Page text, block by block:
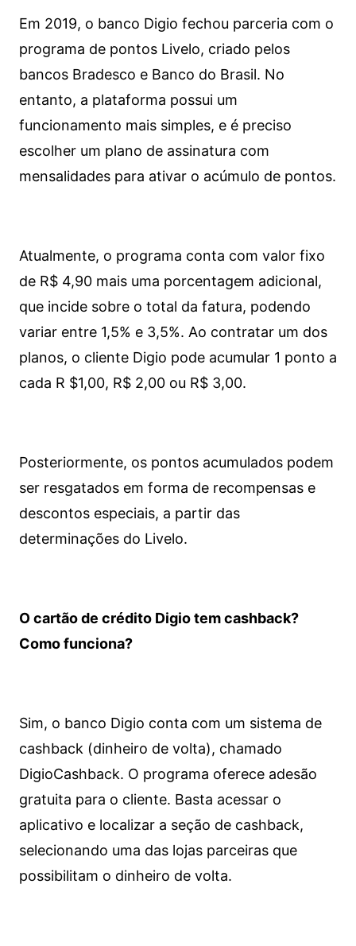
Em 2019, o banco Digio fechou parceria com o
programa de pontos Livelo, criado pelos
bancos Bradesco e Banco do Brasil. No
entanto, a plataforma possui um
funcionamento mais simples, e é preciso
escolher um plano de assinatura com
mensalidades para ativar o acúmulo de pontos.
Atualmente, o programa conta com valor fixo
de R$ 4,90 mais uma porcentagem adicional,
que incide sobre o total da fatura, podendo
variar entre 1,5% e 3,5%. Ao contratar um dos
planos, o cliente Digio pode acumular 1 ponto a
cada R $1,00, R$ 2,00 ou R$ 3,00.
Posteriormente, os pontos acumulados podem
ser resgatados em forma de recompensas e
descontos especiais, a partir das
determinações do Livelo.
O cartão de crédito Digio tem cashback?
Como funciona?
Sim, o banco Digio conta com um sistema de
cashback (dinheiro de volta), chamado
DigioCashback. O programa oferece adesão
gratuita para o cliente. Basta acessar o
aplicativo e localizar a seção de cashback,
selecionando uma das lojas parceiras que
possibilitam o dinheiro de volta.